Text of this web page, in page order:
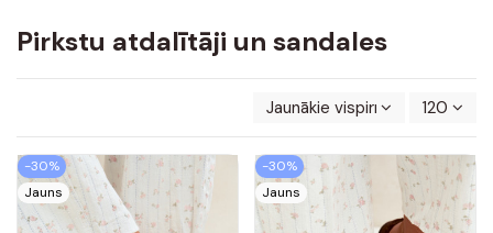
Pirkstu atdalītāji un sandales
Jaunākie vispirms 120
-30%
Jauns
-30%
Jauns